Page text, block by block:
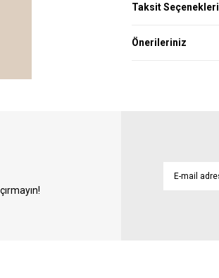
Taksit Seçenekleri
Önerileriniz